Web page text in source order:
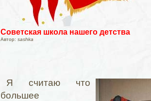
Советская школа нашего детства
Автор: sashka
Я считаю что
большее